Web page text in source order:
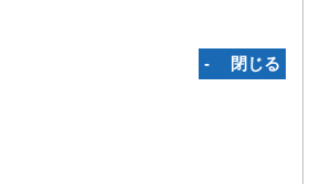
‐ 閉じる